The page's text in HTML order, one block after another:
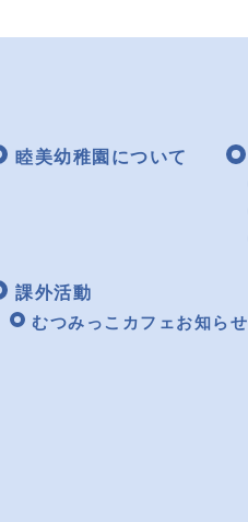
睦美幼稚園について
課外活動
むつみっこカフェお知らせ